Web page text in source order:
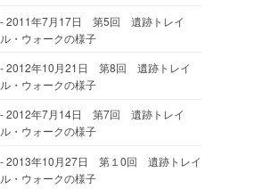
2011年7月17日 第5回 遺跡トレイ
ル・ウォークの様子
2012年10月21日 第8回 遺跡トレイ
ル・ウォークの様子
2012年7月14日 第7回 遺跡トレイ
ル・ウォークの様子
2013年10月27日 第１0回 遺跡トレイ
ル・ウォークの様子